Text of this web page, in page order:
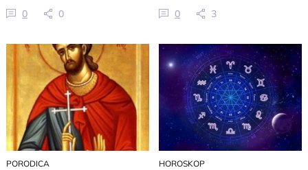
0 0 0 3
PORODICA HOROSKOP